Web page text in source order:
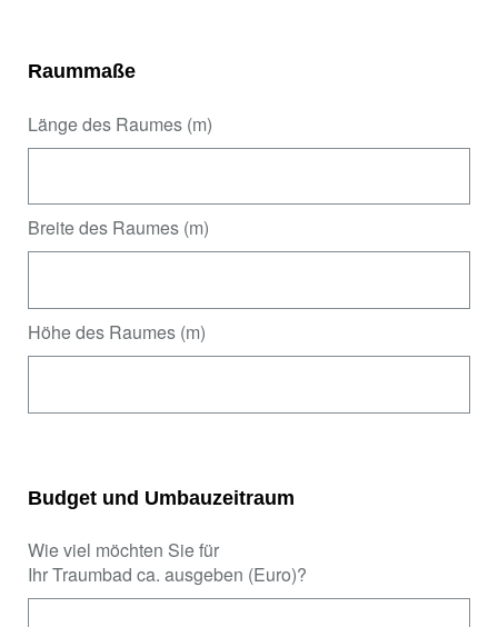
Raummaße
Länge des Raumes (m)
Breite des Raumes (m)
Höhe des Raumes (m)
Budget und Umbauzeitraum
Wie viel möchten Sie für
Ihr Traumbad ca. ausgeben (Euro)?